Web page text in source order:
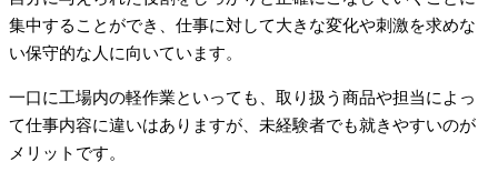
集中することができ、仕事に対して大きな変化や刺激を求めな
い保守的な人に向いています。
一口に工場内の軽作業といっても、取り扱う商品や担当によっ
て仕事内容に違いはありますが、未経験者でも就きやすいのが
メリットです。